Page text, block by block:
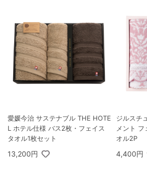
愛媛今治 サステナブル THE HOTE
L ホテル仕様 バス2枚・フェイス
タオル1枚セット
13,200円
ジルスチ
メント フ
オル2P
4,400円